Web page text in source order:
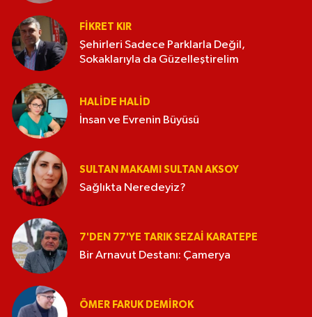
FIKRET KIR
Şehirleri Sadece Parklarla Değil,
Sokaklarıyla da Güzelleştirelim
HALIDE HALID
İnsan ve Evrenin Büyüsü
SULTAN MAKAMI SULTAN AKSOY
Sağlıkta Neredeyiz?
7'DEN 77'YE TARIK SEZAI KARATEPE
Bir Arnavut Destanı: Çamerya
ÖMER FARUK DEMIROK